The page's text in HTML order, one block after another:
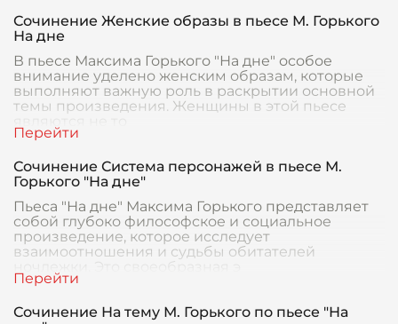
Сочинение Женские образы в пьесе М. Горького
На дне
В пьесе Максима Горького "На дне" особое
внимание уделено женским образам, которые
выполняют важную роль в раскрытии основной
темы произведения. Женщины в этой пьесе
Сочинение Система персонажей в пьесе М.
Горького "На дне"
Пьеса "На дне" Максима Горького представляет
собой глубоко философское и социальное
произведение, которое исследует
взаимоотношения и судьбы обитателей
ночлежки. Это своеобразная э
Сочинение На тему М. Горького по пьесе "На